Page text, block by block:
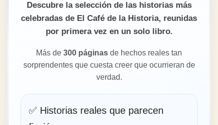
parecen inventadas.
Descubre la selección de las historias más
celebradas de El Café de la Historia, reunidas
por primera vez en un solo libro.
sorprendentes que cuesta creer que ocurrieran de
verdad.